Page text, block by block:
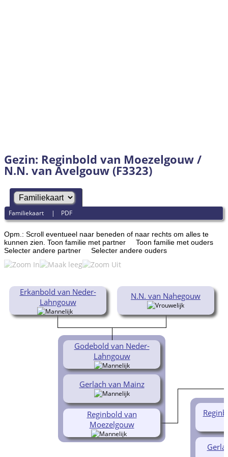
Gezin: Reginbold van Moezelgouw /
N.N. van Avelgouw (F3323)
Familiekaart | PDF
Opm.: Scroll eventueel naar beneden of naar rechts om alles te
kunnen zien. Toon familie met partner
Toon familie met ouders
Selecter andere partner
Selecter andere ouders
Erkanbold van Neder-
Lahngouw
N.N. van Nahegouw
Godebold van Neder-
Lahngouw
Gerlach van Mainz
Reginbold van
Moezelgouw